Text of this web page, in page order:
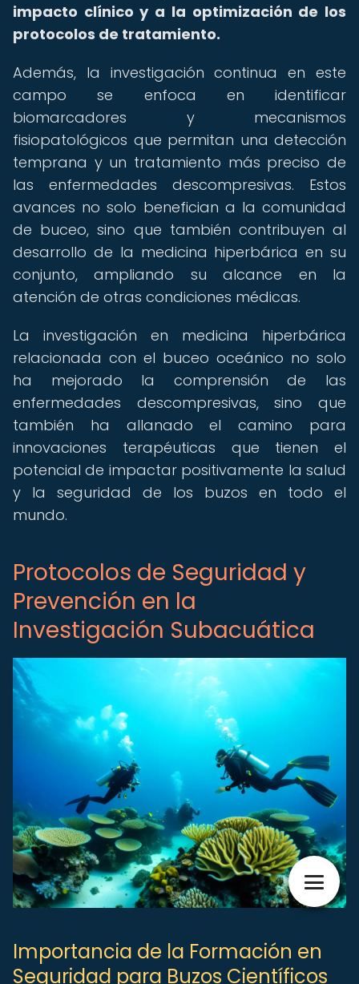
impacto clínico y a la optimización de los
protocolos de tratamiento.
Además, la investigación continua en este
campo se enfoca en identificar
biomarcadores y mecanismos
fisiopatológicos que permitan una detección
temprana y un tratamiento más preciso de
las enfermedades descompresivas. Estos
avances no solo benefician a la comunidad
de buceo, sino que también contribuyen al
desarrollo de la medicina hiperbárica en su
conjunto, ampliando su alcance en la
atención de otras condiciones médicas.
La investigación en medicina hiperbárica
relacionada con el buceo oceánico no solo
ha mejorado la comprensión de las
enfermedades descompresivas, sino que
también ha allanado el camino para
innovaciones terapéuticas que tienen el
potencial de impactar positivamente la salud
y la seguridad de los buzos en todo el
mundo.
Protocolos de Seguridad y
Prevención en la
Investigación Subacuática
Importancia de la Formación en
Seguridad para Buzos Científicos